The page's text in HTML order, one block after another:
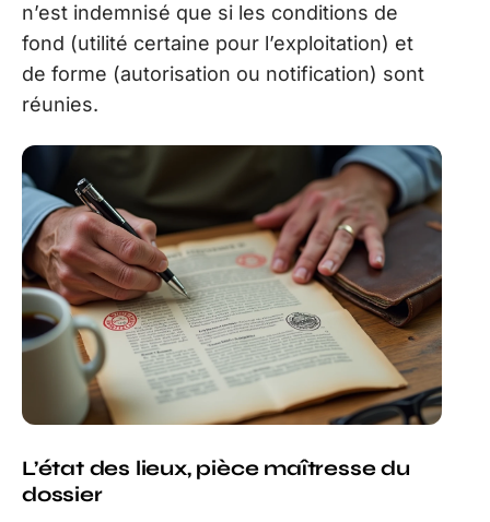
n’est indemnisé que si les conditions de
fond (utilité certaine pour l’exploitation) et
de forme (autorisation ou notification) sont
réunies.
L’état des lieux, pièce maîtresse du
dossier